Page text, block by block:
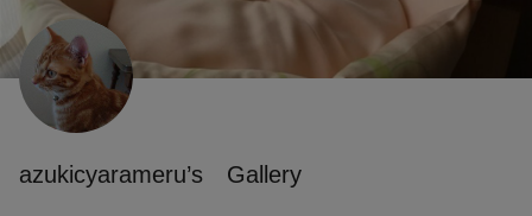
azukicyarameru’s Gallery